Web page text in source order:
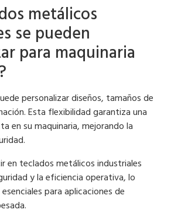
metálicos
se pueden
para maquinaria
personalizar diseños, tamaños de
Esta flexibilidad garantiza una
en su maquinaria, mejorando la
en teclados metálicos industriales
y la eficiencia operativa, lo
para aplicaciones de